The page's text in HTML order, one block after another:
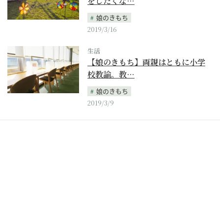
娘のきもち
2019/3/16
生活
【娘のきもち】両親はともに小学
校教諭。教…
娘のきもち
2019/3/9